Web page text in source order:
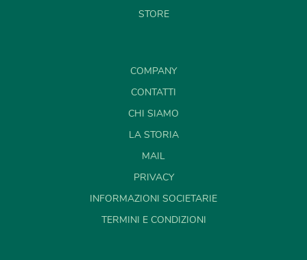
STORE
COMPANY
CONTATTI
CHI SIAMO
LA STORIA
MAIL
PRIVACY
INFORMAZIONI SOCIETARIE
TERMINI E CONDIZIONI